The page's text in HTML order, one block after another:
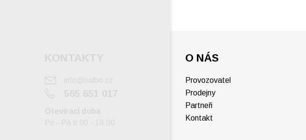
O NÁS
Provozovatel
Prodejny
Partneři
Kontakt